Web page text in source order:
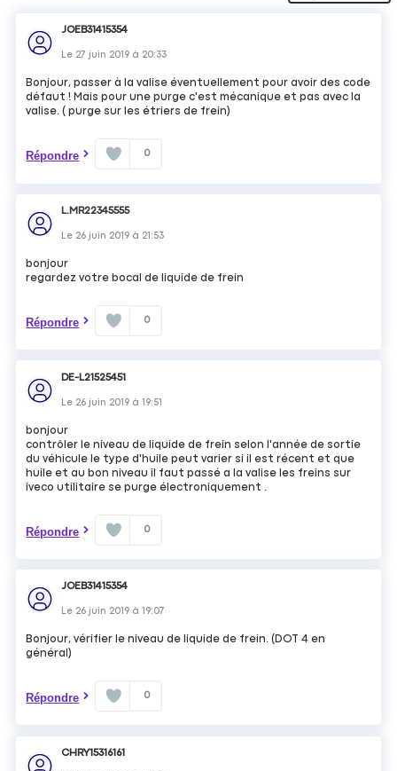
JOEB31415354
Le 27 juin 2019 à 20:33
Bonjour, passer à la valise éventuellement pour avoir des code
défaut ! Mais pour une purge c'est mécanique et pas avec la
valise. ( purge sur les étriers de frein)
Répondre 0
L.MR22345555
Le 26 juin 2019 à 21:53
bonjour
regardez votre bocal de liquide de frein
Répondre 0
DE-L21525451
Le 26 juin 2019 à19:51
bonjour
contrôler le niveau de liquide de frein selon l'année de sortie
du véhicule le type d'huile peut varier si il est récent et que
huile et au bon niveau il faut passé a la valise les freins sur
iveco utilitaire se purge électroniquement .
Répondre 0
JOEB31415354
Le 26 juin 2019 à19:07
Bonjour, vérifier le niveau de liquide de frein. (DOT 4 en
général)
Répondre 0
CHRY15316161